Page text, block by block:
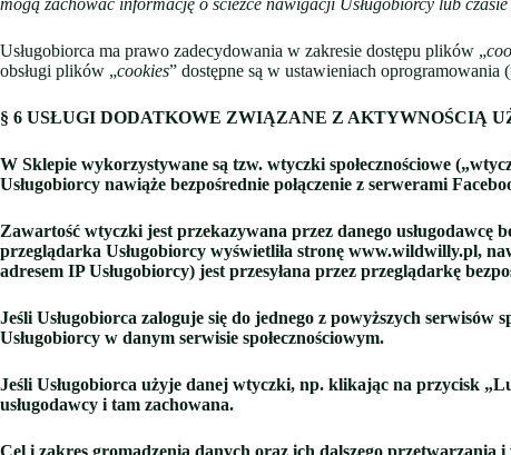
mogą zachować informację o ścieżce nawigacji Usługobiorcy lub
Usługobiorca ma prawo zadecydowania w zakresie dostępu plików „
obsługi plików „cookies” dostępne są w ustawieniach oprogramowania
§ 6 USŁUGI DODATKOWE ZWIĄZANE Z AKTYWNOŚCIĄ
W Sklepie wykorzystywane są tzw. wtyczki społecznościowe
Usługobiorcy nawiąże bezpośrednie połączenie z serwerami
Zawartość wtyczki jest przekazywana przez danego
przeglądarka Usługobiorcy wyświetliła stronę www.wildwilly.pl,
adresem IP Usługobiorcy) jest przesyłana przez przeglądarkę
Jeśli Usługobiorca zaloguje się do jednego z powyższych
Usługobiorcy w danym serwisie społecznościowym.
Jeśli Usługobiorca użyje danej wtyczki, np. klikając na przycisk
usługodawcy i tam zachowana.